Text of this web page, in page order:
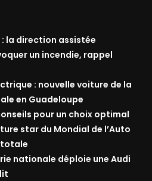
la direction assistée
un incendie, rappel
: nouvelle voiture de la
en Guadeloupe
pour un choix optimal
star du Mondial de l’Auto
totale
nationale déploie une Audi